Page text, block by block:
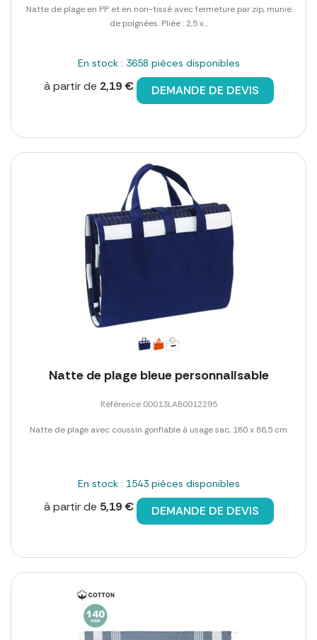
Natte de plage en PP et en non-tissé avec fermeture par zip, munie
de poignées. Pliée : 2,5 x...
En stock : 3658 pièces disponibles
à partir de 2,19 € DEMANDE DE DEVIS
Natte de plage bleue personnalisable
Référence 00013LAB0012295
Natte de plage avec coussin gonflable à usage sac, 180 x 86,5 cm
En stock : 1543 pièces disponibles
à partir de 5,19 € DEMANDE DE DEVIS